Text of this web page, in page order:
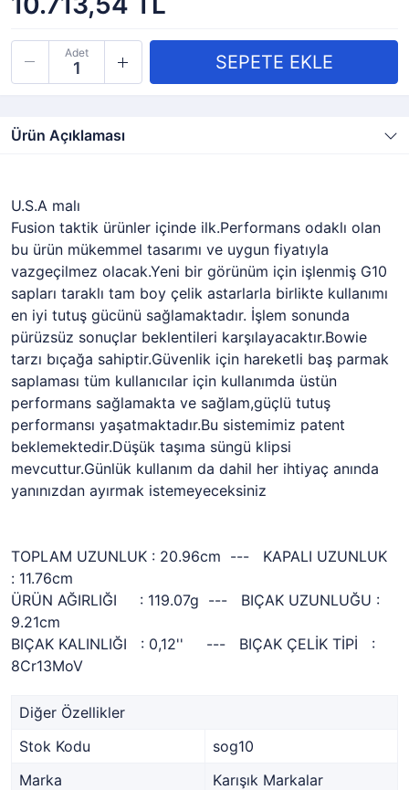
Adet
Ürün Açıklaması
U.S.A malı
Fusion taktik ürünler içinde ilk.Performans odaklı olan
bu ürün mükemmel tasarımı ve uygun fiyatıyla
vazgeçilmez olacak.Yeni bir görünüm için işlenmiş G10
sapları taraklı tam boy çelik astarlarla birlikte kullanımı
en iyi tutuş gücünü sağlamaktadır. İşlem sonunda
pürüzsüz sonuçlar beklentileri karşılayacaktır.Bowie
tarzı bıçağa sahiptir.Güvenlik için hareketli baş parmak
saplaması tüm kullanıcılar için kullanımda üstün
performans sağlamakta ve sağlam,güçlü tutuş
performansı yaşatmaktadır.Bu sistemimiz patent
beklemektedir.Düşük taşıma süngü klipsi
mevcuttur.Günlük kullanım da dahil her ihtiyaç anında
yanınızdan ayırmak istemeyeceksiniz
TOPLAM UZUNLUK : 20.96cm --- KAPALI UZUNLUK
: 11.76cm
ÜRÜN AĞIRLIĞI : 119.07g --- BIÇAK UZUNLUĞU :
9.21cm
BIÇAK KALINLIĞI : 0,12'' --- BIÇAK ÇELİK TİPİ :
8Cr13MoV
Diğer Özellikler
Stok Kodu
sog10
Marka
Karışık Markalar